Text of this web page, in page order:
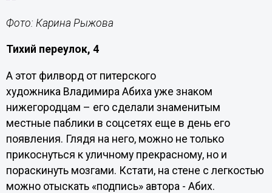
Фото: Карина Рыжова
Тихий переулок, 4
А этот филворд от питерского
художника Владимира Абиха уже знаком
нижегородцам – его сделали знаменитым
местные паблики в соцсетях еще в день его
появления. Глядя на него, можно не только
прикоснуться к уличному прекрасному, но и
пораскинуть мозгами. Кстати, на стене с легкостью
можно отыскать «подпись» автора - Абих.